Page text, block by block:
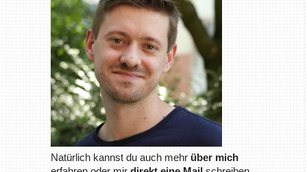
Natürlich kannst du auch mehr über mich